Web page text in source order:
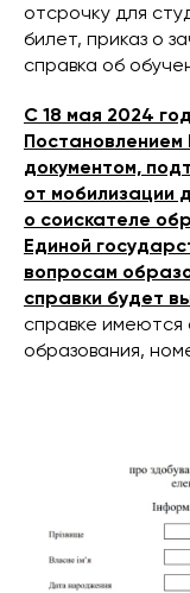
отсрочку для
билет, приказ о
справка об
С 18 мая 2024
документом,
от мобилизации
о соискателе
Единой
вопросам
справки будет
справке имеются
образования,